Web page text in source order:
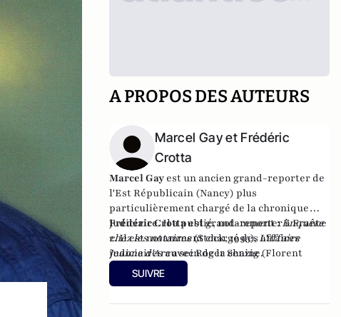
A PROPOS DES AUTEURS
Marcel Gay et Frédéric
Crotta
Marcel Gay est un ancien grand-reporter de
l'Est Républicain (Nancy) plus
particulièrement chargé de la chronique
judiciaire. Il a publié, notamment :Enquête
chez les notaires(Stock, 1995),L'affaire
Jeanne d'Arcavec Roger Senzig (Florent
Massot 2007) et Le coup de Tarnac
Massot 2008).
Frédéric Crottaest grand-reporter à France
2. Il est notamment chargé des affaires
judiciaires au sein de la chaine.
SUIVRE